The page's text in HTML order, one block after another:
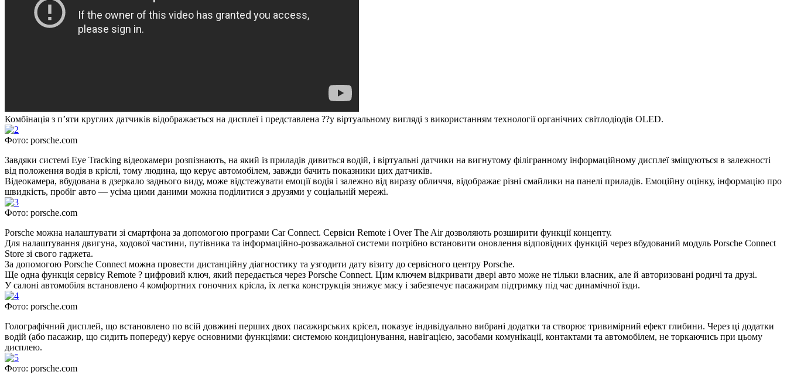
Комбінація з п’яти круглих датчиків відображається на дисплеї і представлена ??у віртуальному вигляді з використанням технології органічних світлодіодів OLED.
Фото: porsche.com
Завдяки системі Eye Tracking відеокамери розпізнають, на який із приладів дивиться водій, і віртуальні датчики на вигнутому філігранному інформаційному дисплеї зміщуються в залежності
від положення водія в кріслі, тому людина, що керує автомобілем, завжди бачить показники цих датчиків.
Відеокамера, вбудована в дзеркало заднього виду, може відстежувати емоції водія і залежно від виразу обличчя, відображає різні смайлики на панелі приладів. Емоційну оцінку, інформацію про
швидкість, пробіг авто — усіма цими даними можна поділитися з друзями у соціальній мережі.
Фото: porsche.com
Porsche можна налаштувати зі смартфона за допомогою програми Car Connect. Сервіси Remote і Over The Air дозволяють розширити функції концепту.
Для налаштування двигуна, ходової частини, путівника та інформаційно-розважальної системи потрібно встановити оновлення відповідних функцій через вбудований модуль Porsche Connect
Store зі свого гаджета.
За допомогою Porsche Connect можна провести дистанційну діагностику та узгодити дату візиту до сервісного центру Porsche.
Ще одна функція сервісу Remote ? цифровий ключ, який передається через Porsche Connect. Цим ключем відкривати двері авто може не тільки власник, але й авторизовані родичі та друзі.
У салоні автомобіля встановлено 4 комфортних гоночних крісла, їх легка конструкція знижує масу і забезпечує пасажирам підтримку під час динамічної їзди.
Фото: porsche.com
Голографічний дисплей, що встановлено по всій довжині перших двох пасажирських крісел, показує індивідуально вибрані додатки та створює тривимірний ефект глибини. Через ці додатки
водій (або пасажир, що сидить попереду) керує основними функціями: системою кондиціонування, навігацією, засобами комунікації, контактами та автомобілем, не торкаючись при цьому
дисплею.
Фото: porsche.com